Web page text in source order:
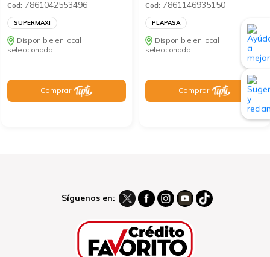
Cod: 7861042553496
SUPERMAXI
Disponible en local
seleccionado
Comprar
Cod: 7861146935150
PLAPASA
Disponible en local
seleccionado
Comprar
Síguenos en: